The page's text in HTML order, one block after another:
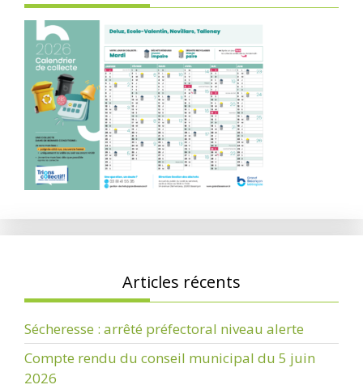
Articles récents
Sécheresse : arrêté préfectoral niveau alerte
Compte rendu du conseil municipal du 5 juin
2026